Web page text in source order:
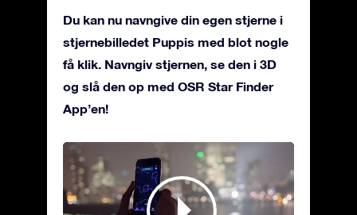
Du kan nu navngive din egen stjerne i
stjernebilledet Puppis med blot nogle
få klik. Navngiv stjernen, se den i 3D
og slå den op med OSR Star Finder
App’en!